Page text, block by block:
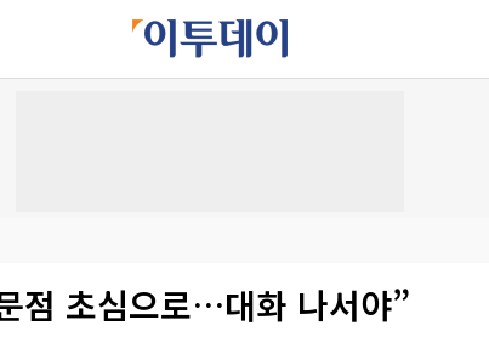
점 초심으로…대화 나서야”